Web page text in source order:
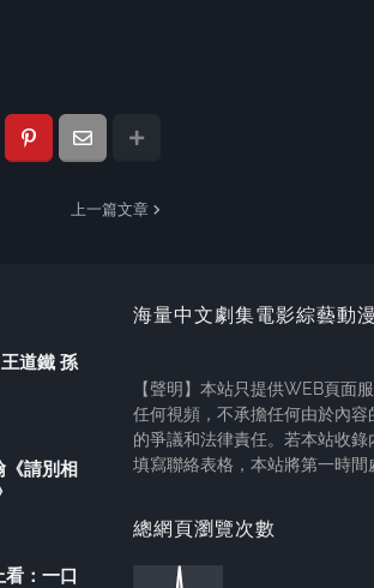
上一篇文章
道鐵 孫
《請別相
看：一口
海量中文劇集電影綜藝動
【聲明】本站只提供WEB頁面
任何視頻，不承擔任何由於內
的爭議和法律責任。若本站收
填寫聯絡表格，本站將第一時間
總網頁瀏覽次數